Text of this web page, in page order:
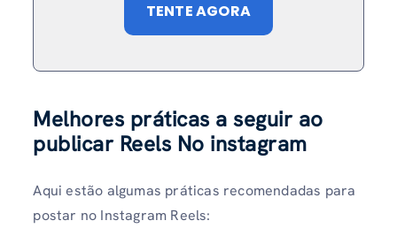
TENTE AGORA
Melhores práticas a seguir ao
publicar Reels No instagram
Aqui estão algumas práticas recomendadas para
postar no Instagram Reels: